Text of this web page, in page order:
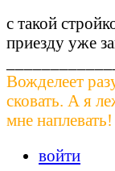
с такой
приезду уже
Вожделеет
сковать. А я
мне наплевать!
войти